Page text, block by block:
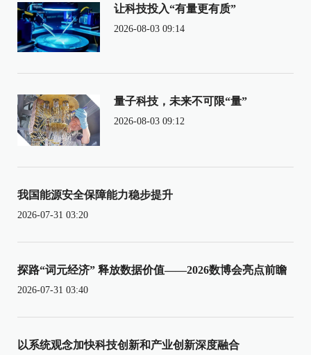
让科技投入“有量更有质”
2026-08-03 09:14
量子科技，未来不可限“量”
2026-08-03 09:12
我国能源安全保障能力稳步提升
2026-07-31 03:20
探路“词元经济” 释放数据价值——2026数博会亮点前瞻
2026-07-31 03:40
以系统观念加快科技创新和产业创新深度融合